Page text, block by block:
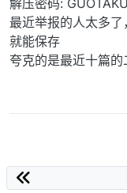
解压密码: GUOTAKU
最近举报的人太多
就能保存
夸克的是最近十篇